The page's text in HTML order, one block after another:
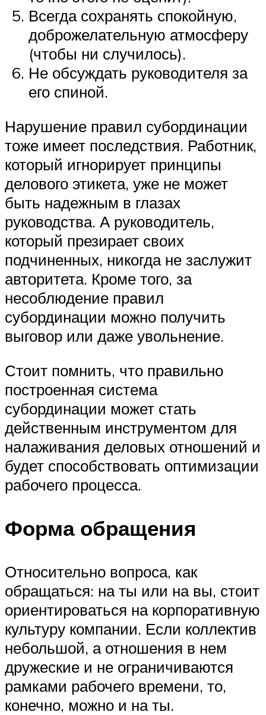
Всегда сохранять спокойную,
доброжелательную атмосферу
(чтобы ни случилось).
Не обсуждать руководителя за
его спиной.
Нарушение правил субординации
тоже имеет последствия. Работник,
который игнорирует принципы
делового этикета, уже не может
быть надежным в глазах
руководства. А руководитель,
который презирает своих
подчиненных, никогда не заслужит
авторитета. Кроме того, за
несоблюдение правил
субординации можно получить
выговор или даже увольнение.
Стоит помнить, что правильно
построенная система
субординации может стать
действенным инструментом для
налаживания деловых отношений и
будет способствовать оптимизации
рабочего процесса.
Форма обращения
Относительно вопроса, как
обращаться: на ты или на вы, стоит
ориентироваться на корпоративную
культуру компании. Если коллектив
небольшой, а отношения в нем
дружеские и не ограничиваются
рамками рабочего времени, то,
конечно, можно и на ты.